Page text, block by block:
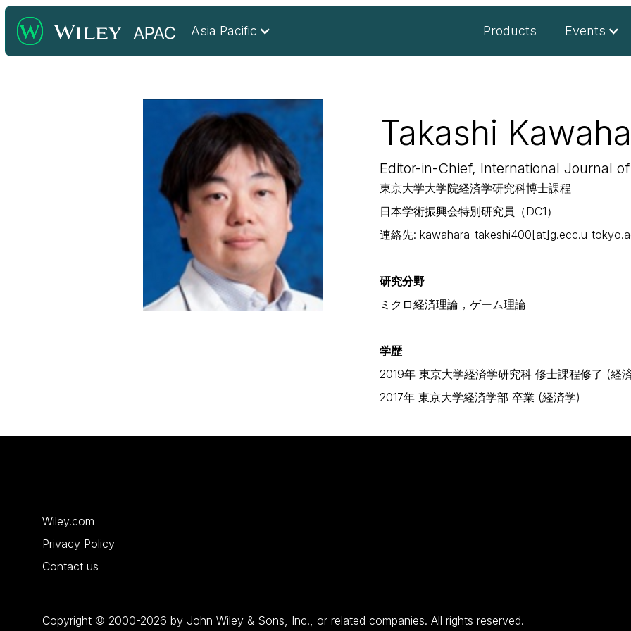
Asia Pacific Products Events
Takashi
Editor-in-Chief, International Journal
東京大学大学院経済学研究科博士課程
日本学術振興会特別研究員（DC1）
連絡先: kawahara-takeshi400[at]g.ecc.u-
研究分野
ミクロ経済理論，ゲーム理論
学歴
2019年 東京大学経済学研究科 修士課程修了 (経
2017年 東京大学経済学部 卒業 (経済学)
Wiley.com
Privacy Policy
Contact us
Copyright © 2000-2026 by John Wiley & Sons, Inc., or related companies. All rights reserved.